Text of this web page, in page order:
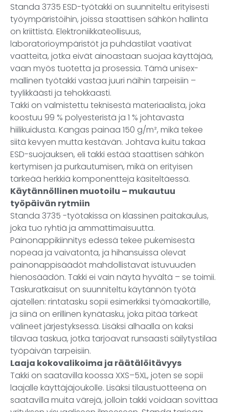
Standa 3735 ESD-työtakki on suunniteltu erityisesti
työympäristöihin, joissa staattisen sähkön hallinta
on kriittistä. Elektroniikkateollisuus,
laboratorioympäristöt ja puhdastilat vaativat
vaatteita, jotka eivät ainoastaan suojaa käyttäjää,
vaan myös tuotetta ja prosessia. Tämä unisex-
mallinen työtakki vastaa juuri näihin tarpeisiin –
tyylikkäästi ja tehokkaasti.
Takki on valmistettu teknisestä materiaalista, joka
koostuu 99 % polyesteristä ja 1 % johtavasta
hiilikuidusta. Kangas painaa 150 g/m², mikä tekee
siitä kevyen mutta kestävän. Johtava kuitu takaa
ESD-suojauksen, eli takki estää staattisen sähkön
kertymisen ja purkautumisen, mikä on erityisen
tärkeää herkkiä komponentteja käsiteltäessä.
Käytännöllinen muotoilu – mukautuu
työpäivän rytmiin
Standa 3735 -työtakissa on klassinen paitakaulus,
joka tuo ryhtiä ja ammattimaisuutta.
Painonappikiinnitys edessä tekee pukemisesta
nopeaa ja vaivatonta, ja hihansuissa olevat
painonappisäädöt mahdollistavat istuvuuden
hienosäädön. Takki ei vain näytä hyvältä – se toimii.
Taskuratkaisut on suunniteltu käytännön työtä
ajatellen: rintatasku sopii esimerkiksi työmaakortille,
ja siinä on erillinen kynätasku, joka pitää tärkeät
välineet järjestyksessä. Lisäksi alhaalla on kaksi
tilavaa taskua, jotka tarjoavat runsaasti säilytystilaa
työpäivän tarpeisiin.
Laaja kokovalikoima ja räätälöitävyys
Takki on saatavilla koossa XXS–5XL, joten se sopii
laajalle käyttäjäjoukolle. Lisäksi tilaustuotteena on
saatavilla muita värejä, jolloin takki voidaan sovittaa